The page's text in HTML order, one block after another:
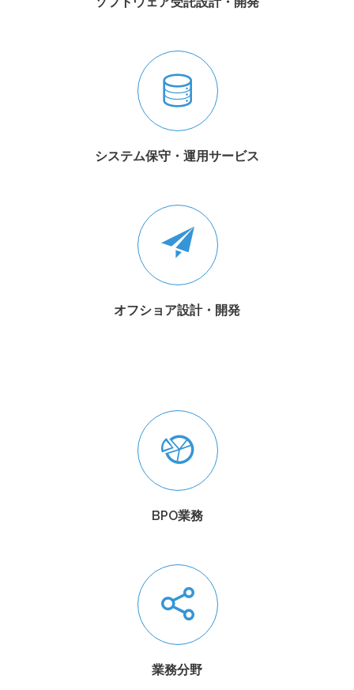
システム保守・運用サービス
オフショア設計・開発
BPO業務
業務分野